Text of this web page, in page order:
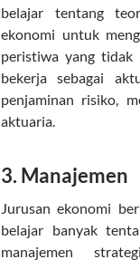
belajar tentang
ekonomi untuk
peristiwa yang tidak
bekerja sebagai
penjaminan risiko,
aktuaria.
3. Manajemen
Jurusan ekonomi
belajar banyak
manajemen